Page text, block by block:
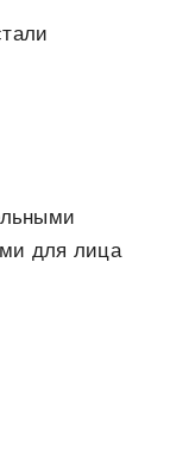
для лица